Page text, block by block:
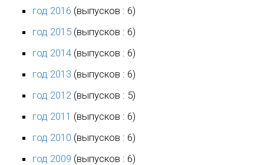
год 2016 (выпусков : 6)
год 2015 (выпусков : 6)
год 2014 (выпусков : 6)
год 2013 (выпусков : 6)
год 2012 (выпусков : 5)
год 2011 (выпусков : 6)
год 2010 (выпусков : 6)
год 2009 (выпусков : 6)